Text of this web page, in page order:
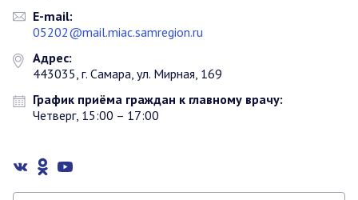
E-mail:
05202@mail.miac.samregion.ru
Адрес:
443035, г. Самара, ул. Мирная, 169
График приёма граждан к главному врачу:
Четверг, 15:00 – 17:00